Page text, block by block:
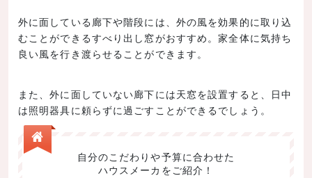
外に面している廊下や階段には、外の風を効果的に取り込
むことができるすべり出し窓がおすすめ。家全体に気持ち
良い風を行き渡らせることができます。
また、外に面していない廊下には天窓を設置すると、日中
は照明器具に頼らずに過ごすことができるでしょう。
自分のこだわりや予算に合わせた
ハウスメーカをご紹介！